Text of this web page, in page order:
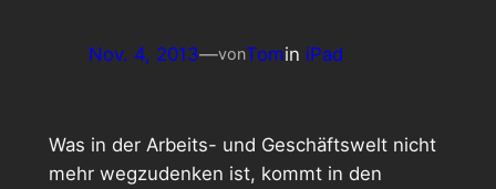
Nov. 4, 2013—vonTomin iPad
Was in der Arbeits- und Geschäftswelt nicht
mehr wegzudenken ist, kommt in den